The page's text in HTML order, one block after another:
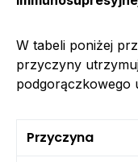
W tabeli poniżej
przyczyny
podgorączkowego
Przyczyna